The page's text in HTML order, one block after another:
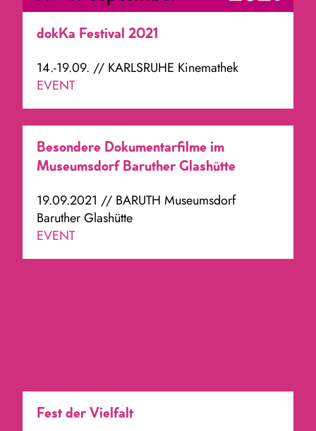
dokKa Festival 2021
14.-19.09. // KARLSRUHE Kinemathek
EVENT
Besondere Dokumentarfilme im
Museumsdorf Baruther Glashütte
19.09.2021 // BARUTH Museumsdorf
Baruther Glashütte
EVENT
Fest der Vielfalt